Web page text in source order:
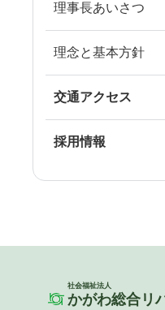
理事長あいさつ
理念と基本方針
交通アクセス
採用情報
社会福祉法人
かがわ総合リ